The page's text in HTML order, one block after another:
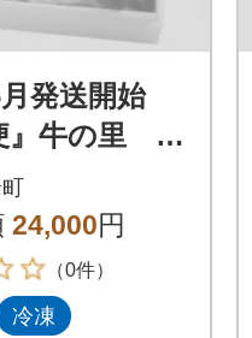
発送開始
』牛の里 高
「白老牛」
合わせセ
回
24,000円
（0件）
冷凍